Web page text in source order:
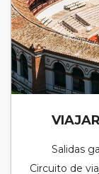
Salidas
Circuito de